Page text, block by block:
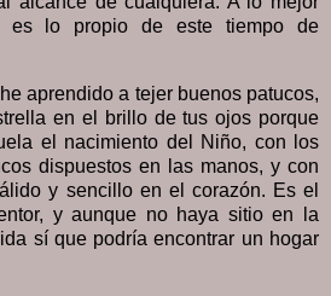
es lo propio de este tiempo de
aprendido a tejer buenos patucos,
en el brillo de tus ojos porque
el nacimiento del Niño, con los
dispuestos en las manos, y con
y sencillo en el corazón. Es el
y aunque no haya sitio en la
sí que podría encontrar un hogar